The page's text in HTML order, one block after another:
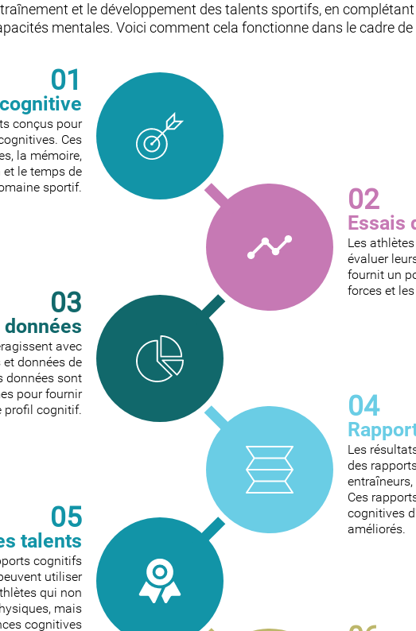
et le développement des talents sportifs, en
mentales. Voici comment cela fonctionne dans le cadre
01
conçus pour
Ces
la mémoire,
le temps de
sportif.
02
Essais
Les
évaluer
fournit un
forces et
03
avec
données de
données sont
pour fournir
profil cognitif.
04
Les
des
Ces
cognitives
améliorés.
05
talents
cognitifs
utiliser
qui non
mais
cognitives